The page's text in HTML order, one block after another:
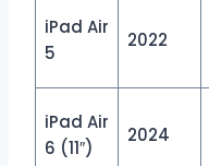
iPad Air
5
2022
iPad Air
6 (11″)
2024